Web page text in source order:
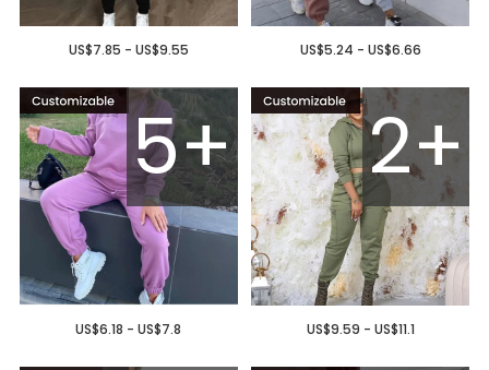
US$7.85 - US$9.55 US$5.24 - US$6.66
5+
US$6.18 - US$7.8
2+
US$9.59 - US$11.1